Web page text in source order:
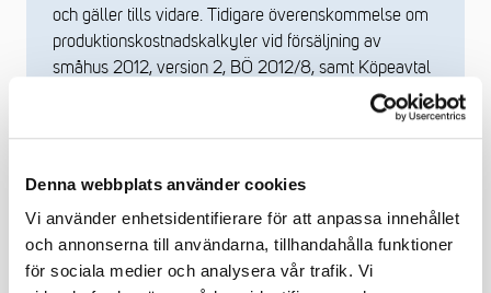
Denna webbplats använder cookies
Vi använder enhetsidentifierare för att anpassa innehållet
och annonserna till användarna, tillhandahålla funktioner
för sociala medier och analysera vår trafik. Vi
och gäller tills vidare. Tidigare överenskommelse om
produktionskostnadskalkyler vid försäljning av
småhus 2012, version 2, BÖ 2012/8, samt Köpeavtal
AA12 version 2, BÖ 2012/9, dnr 2012/451 upphör i
AA 22 - diverse dokument